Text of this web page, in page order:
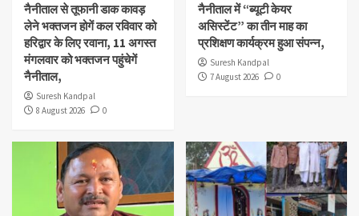
नैनीताल से तूफानी डाक कावड़
लेने भक्तजन होगें कल रविवार को
हरिद्वार के लिए रवाना, 11 अगस्त
मंगलवार को भक्तजन पहुंचेगें
नैनीताल,
Suresh Kandpal
8 August 2026
0
नैनीताल में “ब्यूटी केयर
असिस्टेंट” का तीन माह का
प्रशिक्षण कार्यक्रम हुआ संपन्न,
Suresh Kandpal
7 August 2026
0